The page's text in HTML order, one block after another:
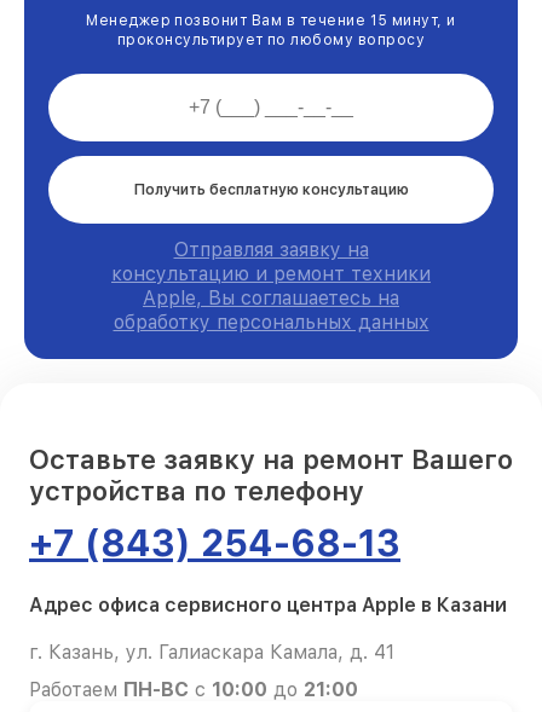
Менеджер позвонит Вам в течение 15 минут, и
проконсультирует по любому вопросу
Получить бесплатную консультацию
Отправляя заявку на
консультацию и ремонт техники
Apple, Вы соглашаетесь на
обработку персональных данных
Оставьте заявку на ремонт Вашего
устройства по телефону
+7 (843) 254-68-13
Адрес офиса сервисного центра Apple в Казани
г. Казань, ул. Галиаскара Камала, д. 41
Работаем ПН-ВС с 10:00 до 21:00